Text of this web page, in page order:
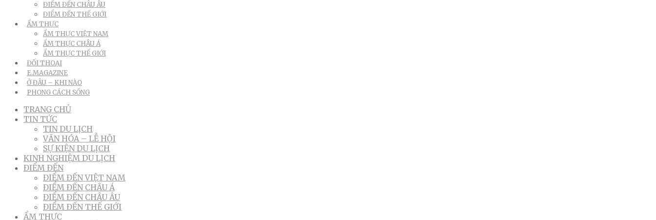
ĐIỂM ĐẾN CHÂU ÂU
ĐIỂM ĐẾN THẾ GIỚI
ẨM THỰC
ẨM THỰC VIỆT NAM
ẨM THỰC CHÂU Á
ẨM THỰC THẾ GIỚI
ĐỐI THOẠI
E.MAGAZINE
Ở ĐÂU – KHI NÀO
PHONG CÁCH SỐNG
TRANG CHỦ
TIN TỨC
TIN DU LỊCH
VĂN HÓA – LỄ HỘI
SỰ KIỆN DU LỊCH
KINH NGHIỆM DU LỊCH
ĐIỂM ĐẾN
ĐIỂM ĐẾN VIỆT NAM
ĐIỂM ĐẾN CHÂU Á
ĐIỂM ĐẾN CHÂU ÂU
ĐIỂM ĐẾN THẾ GIỚI
ẨM THỰC